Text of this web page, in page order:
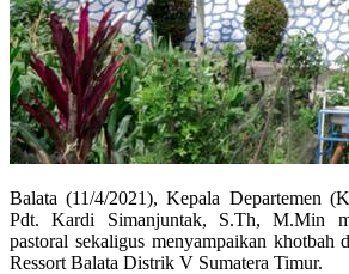
Balata (11/4/2021), Kepala Departemen
Pdt. Kardi Simanjuntak, S.Th, M.Min
pastoral sekaligus menyampaikan khotbah
Ressort Balata Distrik V Sumatera Timur.